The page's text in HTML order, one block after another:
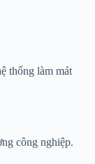
thống làm mát
công nghiệp.